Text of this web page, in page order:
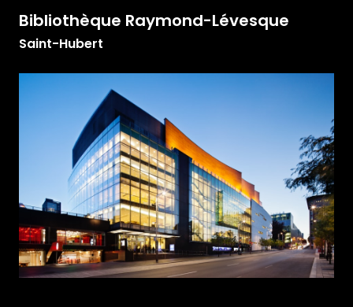
Bibliothèque Raymond-Lévesque
Saint-Hubert